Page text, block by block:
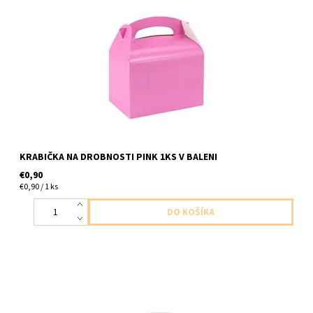
papierova krabicka ruzova 1ks v baleni velkost 12x10x15
KRABIČKA NA DROBNOSTI PINK 1KS V BALENI
€0,90
€0,90 / 1 ks